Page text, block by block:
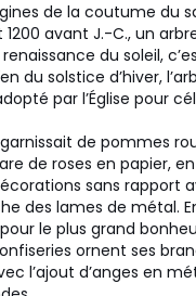
de la coutume du
1200 avant J.-C., un
du soleil,
du solstice d’hiver,
par l’Église pour
de pommes
de roses en papier,
sans rapport
des lames de métal.
le plus grand
ornent ses
l’ajout d’anges en